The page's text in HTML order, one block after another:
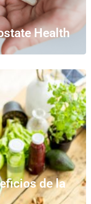
Health
de la